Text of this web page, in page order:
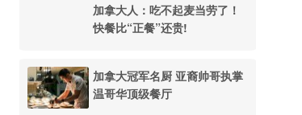
加拿大人：吃不起麦当劳了！
快餐比“正餐”还贵!
加拿大冠军名厨 亚裔帅哥执掌
温哥华顶级餐厅